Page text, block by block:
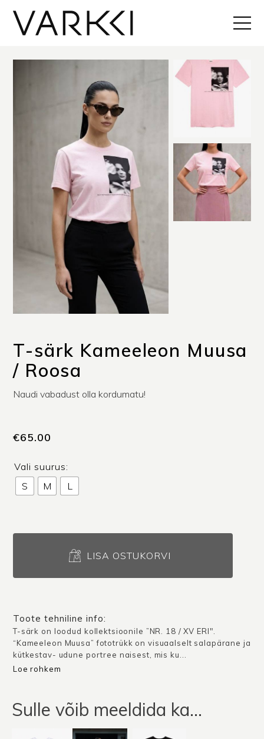
T-särk Kameeleon Muusa
/ Roosa
Naudi vabadust olla kordumatu!
€65.00
Vali suurus:
S
M L
Roosa
kogus
LISA OSTUKORVI
Toote tehniline info:
T-särk on loodud kollektsioonile ”NR. 18 / XV ERI".
“Kameeleon Muusa” fototrükk on visuaalselt salapärane ja
kütkestav- udune portree naisest, mis ku...
Loe rohkem
Sulle võib meeldida ka…